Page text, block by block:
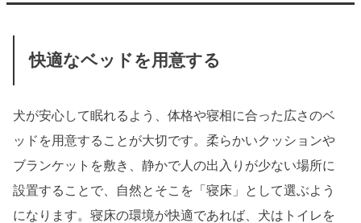
快適なベッドを用意する
犬が安心して眠れるよう、体格や寝相に合った広さのベ
ッドを用意することが大切です。柔らかいクッションや
ブランケットを敷き、静かで人の出入りが少ない場所に
設置することで、自然とそこを「寝床」として選ぶよう
になります。寝床の環境が快適であれば、犬はトイレを